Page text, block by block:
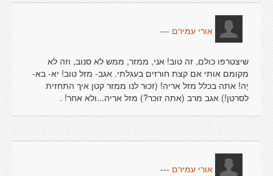
אורי עמירם ---
שיצטרפו כולם, זה טוב! אני, ממזר, ממש לא סנוב, וזה לא
מקומם אותי אם קצת חורזים בעגלתי. אגב- מזל טוב! יא- בא-
יֶה! אתה בכלל מזל אריה! (זכוּר לנו ממזר קטן איך התחזית
לסרטן!) אגב מרב (אתה זוכר?) מזל אריה...ולא אחר! .
אורי עמירם ---